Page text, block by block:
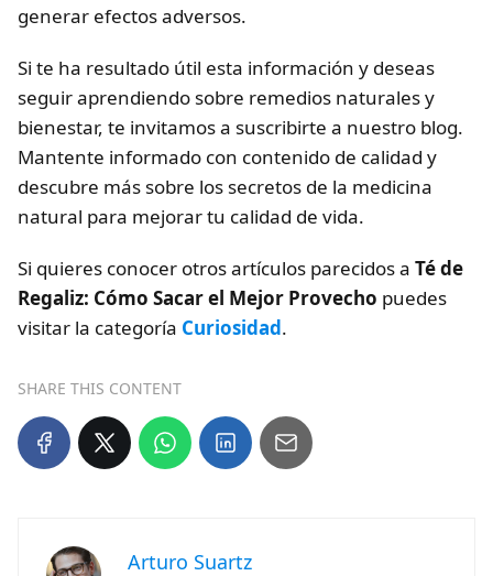
generar efectos adversos.
Si te ha resultado útil esta información y deseas
seguir aprendiendo sobre remedios naturales y
bienestar, te invitamos a suscribirte a nuestro blog.
Mantente informado con contenido de calidad y
descubre más sobre los secretos de la medicina
natural para mejorar tu calidad de vida.
Si quieres conocer otros artículos parecidos a Té de
Regaliz: Cómo Sacar el Mejor Provecho puedes
visitar la categoría Curiosidad.
SHARE THIS CONTENT
Arturo Suartz